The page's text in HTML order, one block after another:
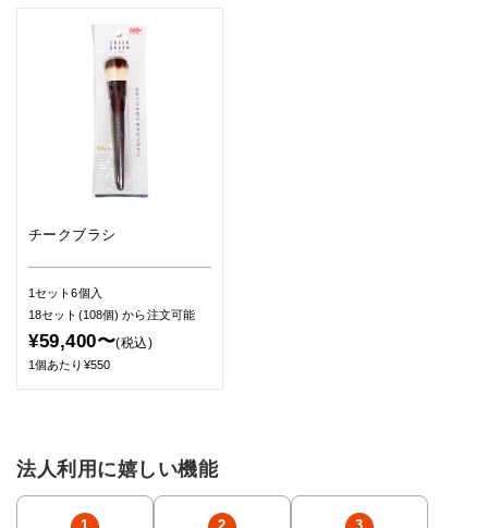
チークブラシ
1セット6個入
18セット(108個)から注文可能
¥59,400〜(税込)
1個あたり¥550
法人利用に嬉しい機能